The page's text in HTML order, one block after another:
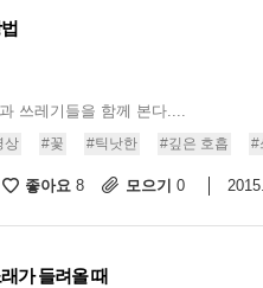
쓰레기들을 함께 본다....
상 #꽃 #틱낫한 #깊은 호흡 #
좋아요 8 모으기 0
가 들려올 때